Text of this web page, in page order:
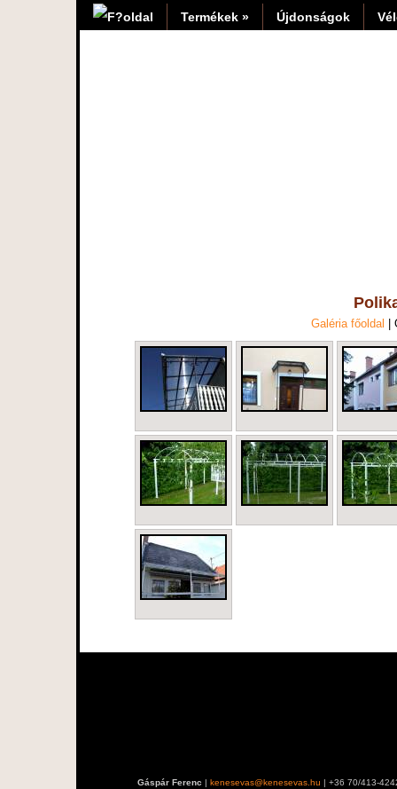
Termékek » Újdonságok
Galéria főoldal |
Gáspár Ferenc | kenesevas@kenesevas.hu | +36 70/413-